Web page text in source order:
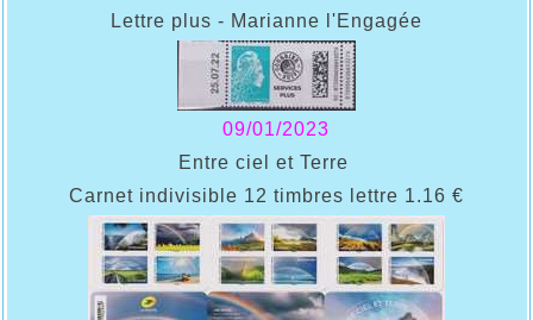
Lettre plus - Marianne l'Engagée
09/01/2023
Entre ciel et Terre
Carnet indivisible 12 timbres lettre 1.16 €